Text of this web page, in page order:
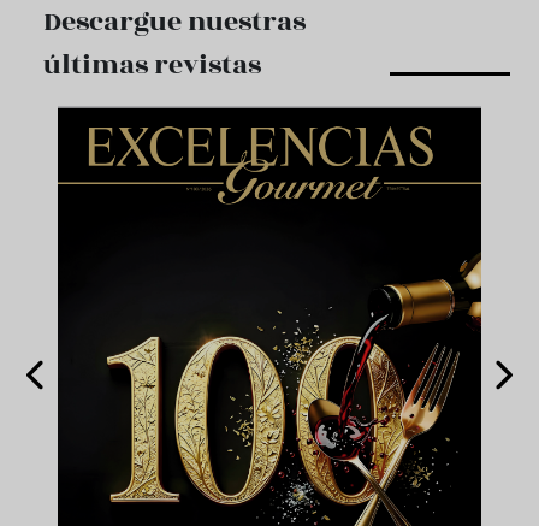
Descargue nuestras
últimas revistas